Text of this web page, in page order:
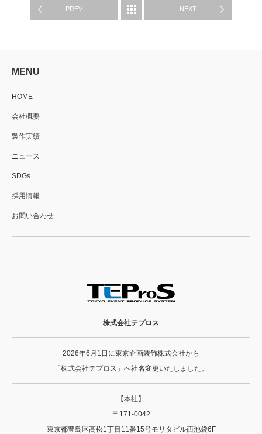
PREV
WORKS NEXT
MENU
HOME
会社概要
製作実績
ニュース
SDGs
採用情報
お問い合わせ
株式会社テプロス
2026年6月1日に東京企画装飾株式会社から
「株式会社テプロス」へ社名変更いたしました。
【本社】
〒171-0042
東京都豊島区高松1丁目11番15号モリタビル西池袋6F